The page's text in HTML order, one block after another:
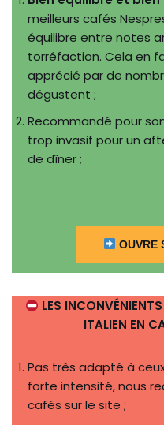
meilleurs cafés
équilibre entre notes
torréfaction. Cela en
apprécié par de
dégustent ;
Recommandé pour
trop invasif pour un
de dîner ;
OUVRE
LES
ITALIEN EN
Pas très adapté à
forte intensité, nous
cafés sur le site ;